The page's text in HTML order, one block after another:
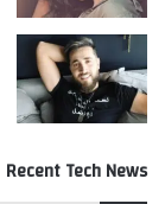
Recent Tech News